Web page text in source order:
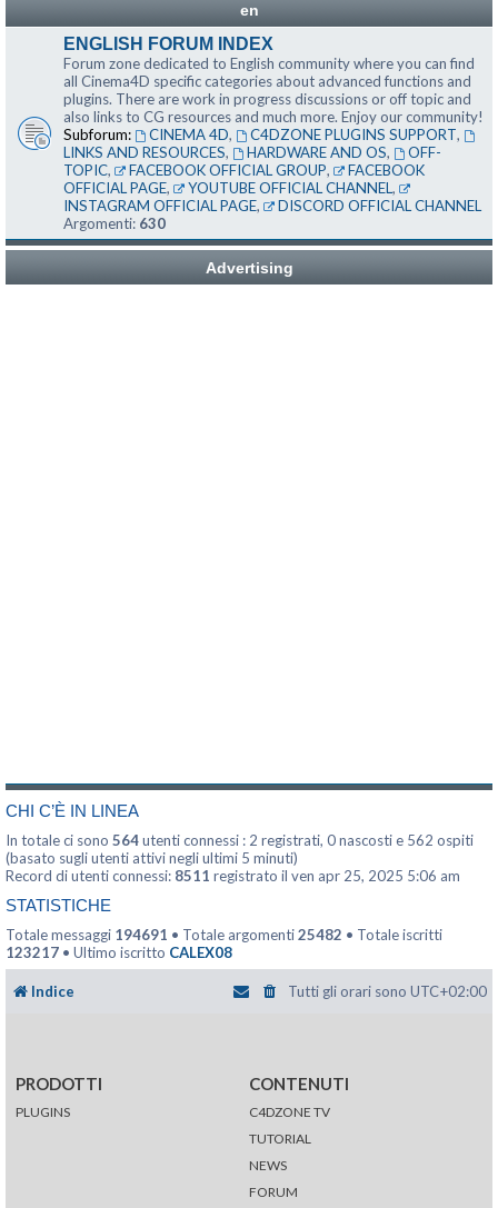
en
ENGLISH FORUM INDEX
Forum zone dedicated to English community where you can find
all Cinema4D specific categories about advanced functions and
plugins. There are work in progress discussions or off topic and
also links to CG resources and much more. Enjoy our community!
Subforum:
CINEMA 4D, C4DZONE PLUGINS SUPPORT,
LINKS AND RESOURCES, HARDWARE AND OS,
OFF-
TOPIC, FACEBOOK OFFICIAL GROUP,
FACEBOOK
OFFICIAL PAGE, YOUTUBE OFFICIAL CHANNEL,
INSTAGRAM OFFICIAL PAGE,
DISCORD OFFICIAL CHANNEL
Argomenti: 630
Advertising
CHI C’È IN LINEA
In totale ci sono 564utenti connessi : 2 registrati, 0 nascosti e 562 ospiti
(basato sugli utenti attivi negli ultimi 5 minuti)
Record di utenti connessi: 8511 registrato il ven apr 25, 2025 5:06 am
STATISTICHE
Totale messaggi 194691 • Totale argomenti25482 • Totale iscritti
123217 • Ultimo iscritto CALEX08
Indice Tutti gli orari sono UTC+02:00
PRODOTTI
PLUGINS
CONTENUTI
C4DZONE TV
TUTORIAL
NEWS
FORUM